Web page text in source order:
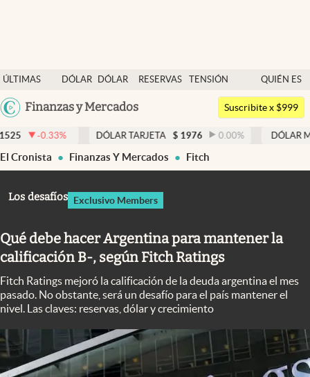
ÚLTIMAS
NOTICIAS
DÓLAR
DÓLAR
RESERVAS
TENSIÓN
GEOPOLÍTICA
QUIÉN ES
QUIÉN
Argentina
Finanzas y Mercados
Dólar
Members
Economía y Política
Finanzas y Mercados
Columnistas
Otras secciones
Apertura
Clima
Suscribite x $999
DÓLAR TARJETA $ 1976 0.00 % DÓLAR MEP 1526,03
El Cronista Finanzas Y Mercados Fitch
Los desafíos Exclusivo Members
Qué debe hacer Argentina para mantener la
calificación B-, según Fitch Ratings
Fitch Ratings mejoró la calificación de la deuda argentina el mes
pasado. No obstante, será un desafío para el país mantener el
nivel. Las claves: reservas, dólar y crecimiento